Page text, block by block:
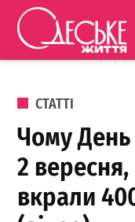
Перейти до вмісту
ОПУБЛІКОВАНО В
СТАТТІ
Чому День
2
вкрали